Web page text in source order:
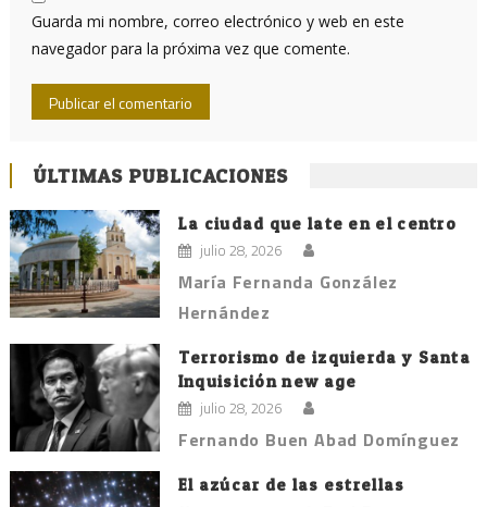
Guarda mi nombre, correo electrónico y web en este
navegador para la próxima vez que comente.
ÚLTIMAS PUBLICACIONES
La ciudad que late en el centro
julio 28, 2026
María Fernanda González
Hernández
Terrorismo de izquierda y Santa
Inquisición new age
julio 28, 2026
Fernando Buen Abad Domínguez
El azúcar de las estrellas